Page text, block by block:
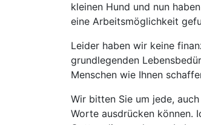
kleinen Hund und nun
eine Arbeitsmöglichkeit
Leider haben wir keine
grundlegenden
Menschen wie Ihnen
Wir bitten Sie um jede,
Worte ausdrücken können.